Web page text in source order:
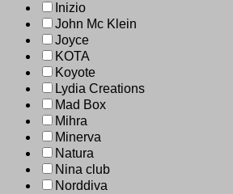
Inizio
John Mc Klein
Joyce
KOTA
Koyote
Lydia Creations
Mad Box
Mihra
Minerva
Natura
Nina club
Norddiva